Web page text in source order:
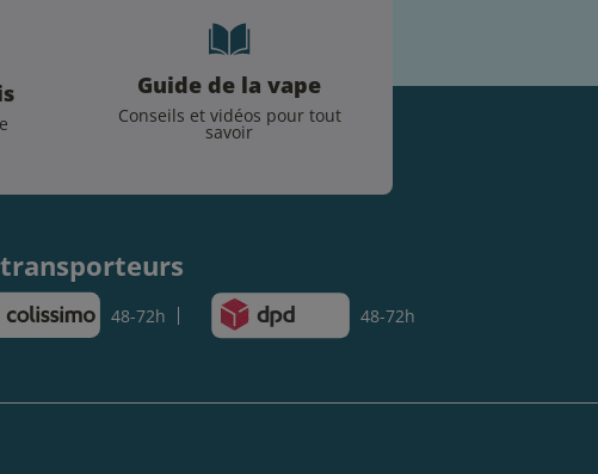
Guide de la vape
Conseils et vidéos pour tout
savoir
48-72h 48-72h